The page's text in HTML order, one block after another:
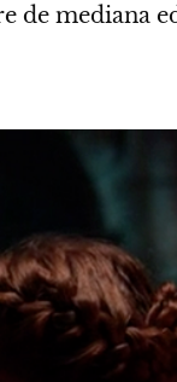
de mediana